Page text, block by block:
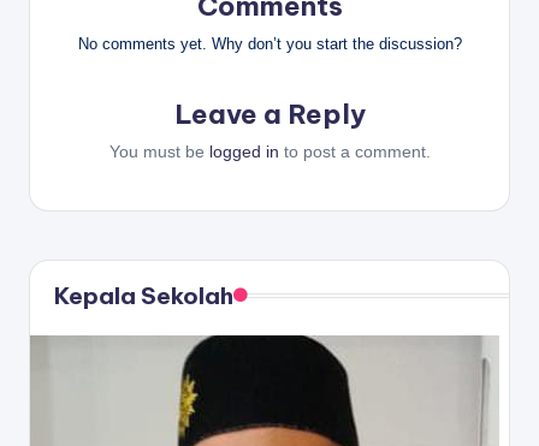
No comments yet. Why don’t you start the discussion?
Leave a Reply
You must be logged in to post a comment.
Kepala Sekolah